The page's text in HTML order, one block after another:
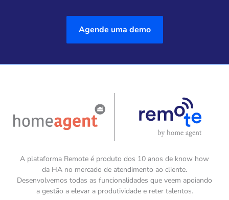
Agende uma demo
A plataforma Remote é produto dos 10 anos de know how
da HA no mercado de atendimento ao cliente.
Desenvolvemos todas as funcionalidades que veem apoiando
a gestão a elevar a produtividade e reter talentos.